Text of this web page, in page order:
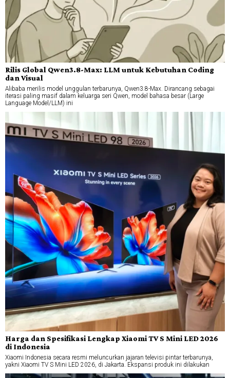
Rilis Global Qwen3.8-Max: LLM untuk Kebutuhan Coding
dan Visual
Alibaba merilis model unggulan terbarunya, Qwen3.8-Max. Dirancang sebagai
iterasi paling masif dalam keluarga seri Qwen, model bahasa besar (Large
Language Model/LLM) ini
Harga dan Spesifikasi Lengkap Xiaomi TV S Mini LED 2026
di Indonesia
Xiaomi Indonesia secara resmi meluncurkan jajaran televisi pintar terbarunya,
yakni Xiaomi TV S Mini LED 2026, di Jakarta. Ekspansi produk ini dilakukan